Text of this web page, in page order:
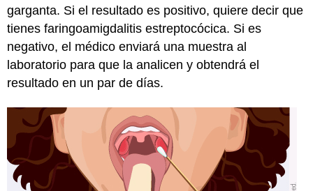
garganta. Si el resultado es positivo, quiere decir que
tienes faringoamigdalitis estreptocócica. Si es
negativo, el médico enviará una muestra al
laboratorio para que la analicen y obtendrá el
resultado en un par de días.